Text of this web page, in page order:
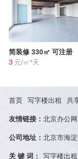
简装修 330㎡ 可注册
3 元/㎡*天
首页 写字楼出租 共
友情链接： 北京办公网
公司地址： 北京市海
关 键 词： 写字楼出租